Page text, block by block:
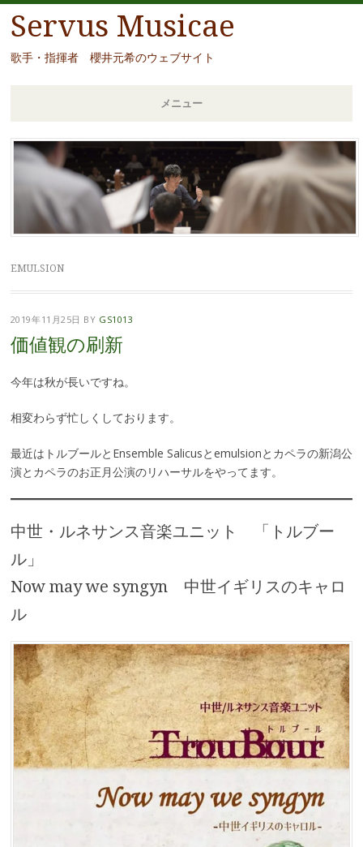
Servus Musicae
歌手・指揮者 櫻井元希のウェブサイト
メニュー
コ
ン
テ
移
EMULSION
2019年11月25日 BY GS1013
価値観の刷新
今年は秋が長いですね。
相変わらず忙しくしております。
最近はトルブールとEnsemble Salicusとemulsionとカペラの新潟公
演とカペラのお正月公演のリハーサルをやってます。
中世・ルネサンス音楽ユニット 「トルブー
ル」
Now may we syngyn 中世イギリスのキャロ
ル